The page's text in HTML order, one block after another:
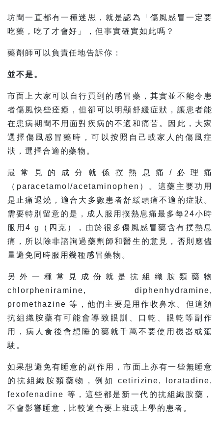
坊間一直都有一種迷思，就是認為「傷風感冒一定要
吃藥，吃了才會好」，但事實確實如此嗎？
藥劑師可以負責任地告訴你：
並不是。
市面上大家可以自行買到的感冒藥，其實並不能令患
者傷風快些痊癒，但卻可以明顯舒緩症狀，讓患者能
在患病期間不用面對疾病的不適和痛苦。因此，大家
選擇傷風感冒藥時，可以按照自己或家人的傷風症
狀，選擇合適的藥物。
最常見的成分就係撲熱息痛/必理痛
（paracetamol/acetaminophen）。這藥主要功用
是止痛退燒，適合大多數患者舒緩頭痛不適的症狀。
需要特別留意的是，成人服用撲熱息痛最多每24小時
服用4 g（四克），由於很多傷風感冒藥含有撲熱息
痛，所以除非諮詢過藥劑師和醫生的意見，否則應儘
量避免同時服用幾種感冒藥物。
另外一種常見成份就是抗組織胺類藥物
chlorpheniramine, diphenhydramine,
promethazine 等，他們主要是用作收鼻水。但這類
抗組織胺藥有可能會導致眼訓、口乾、眼乾等副作
用，病人食後會想睡的藥就千萬不要使用機器或駕
駛。
如果想避免有睡意的副作用，市面上亦有一些無睡意
的抗組織胺類藥物，例如 cetirizine, loratadine,
fexofenadine 等，這些都是新一代的抗組織胺藥，
不會影響睡意，比較適合要上班或上學的患者。